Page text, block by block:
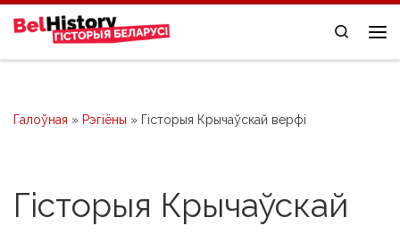
Skip to content
Search
Галоўная » Рэгіёны » Гісторыя Крычаўскай верфі
Гісторыя Крычаўскай